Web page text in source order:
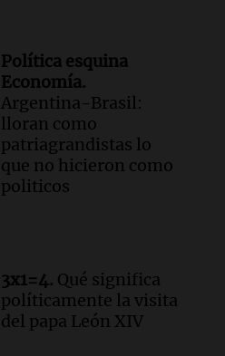
Política esquina
Economía.
Argentina-Brasil:
lloran como
patriagrandistas lo
que no hicieron como
politicos
3x1=4. Qué significa
políticamente la visita
del papa León XIV